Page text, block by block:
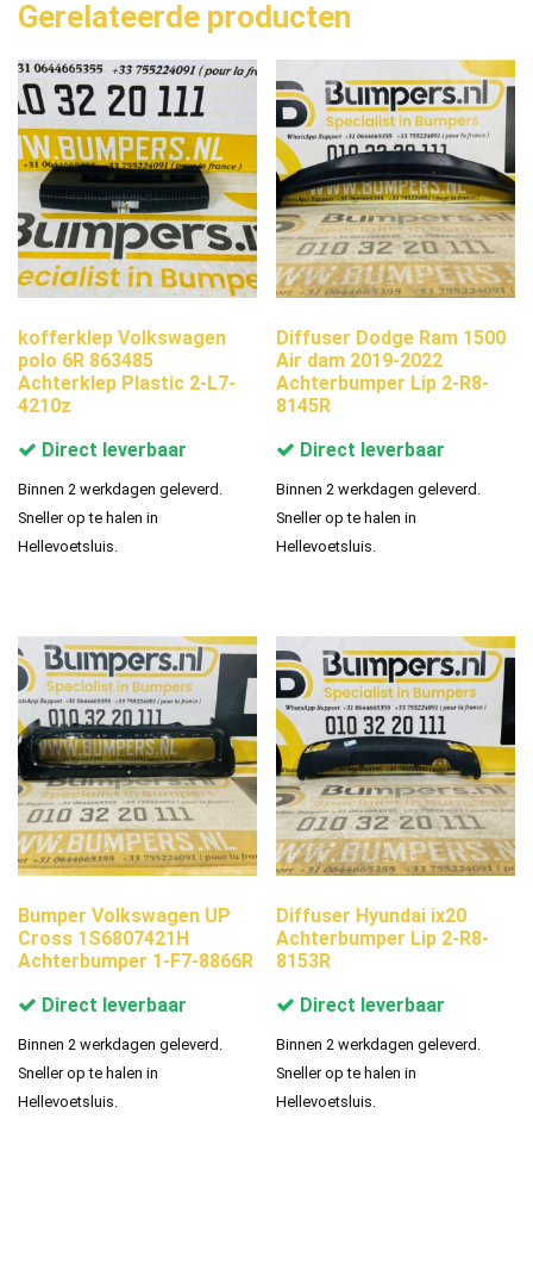
Gerelateerde producten
kofferklep Volkswagen
polo 6R 863485
Achterklep Plastic 2-L7-
4210z
Direct leverbaar
Binnen 2 werkdagen geleverd.
Sneller op te halen in
Hellevoetsluis.
Diffuser Dodge Ram 1500
Air dam 2019-2022
Achterbumper Lip 2-R8-
8145R
Direct leverbaar
Binnen 2 werkdagen geleverd.
Sneller op te halen in
Hellevoetsluis.
Bumper Volkswagen UP
Cross 1S6807421H
Achterbumper 1-F7-8866R
Direct leverbaar
Binnen 2 werkdagen geleverd.
Sneller op te halen in
Hellevoetsluis.
Diffuser Hyundai ix20
Achterbumper Lip 2-R8-
8153R
Direct leverbaar
Binnen 2 werkdagen geleverd.
Sneller op te halen in
Hellevoetsluis.